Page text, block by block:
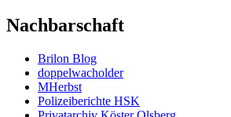
Nachbarschaft
Brilon Blog
doppelwacholder
MHerbst
Polizeiberichte HSK